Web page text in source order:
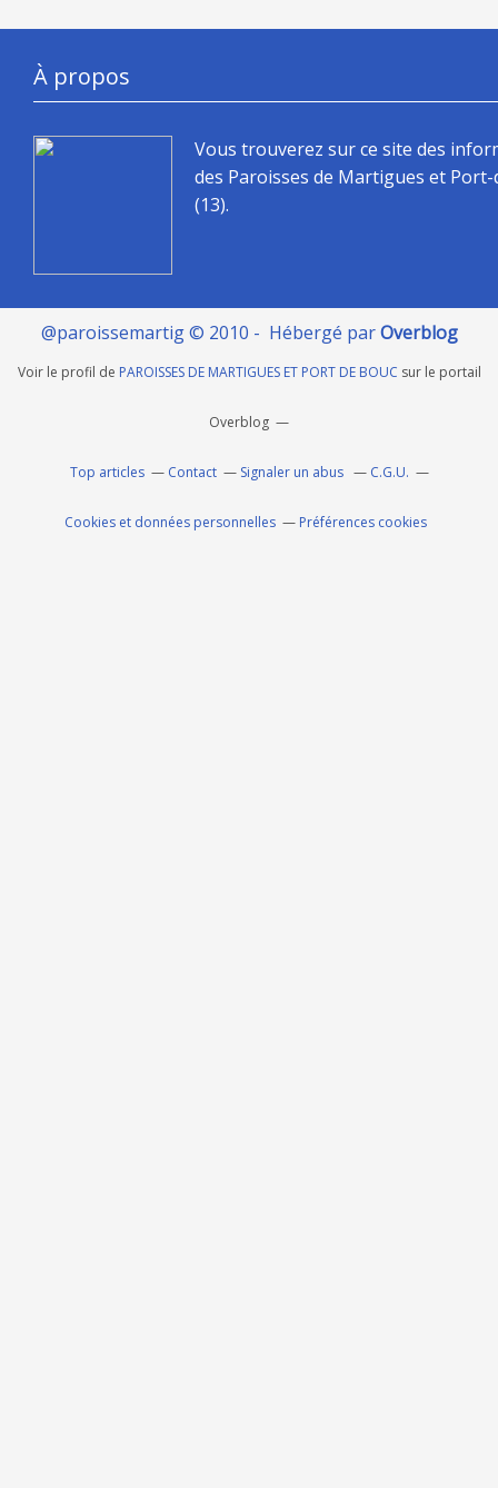
À propos
Vous trouverez sur ce site des
des Paroisses de Martigues et
(13).
@paroissemartig © 2010 - Hébergé parOverblog
Voir le profil de PAROISSES DE MARTIGUES ET PORT DE BOUC sur le portail
Overblog
Top articles Contact Signaler un abus C.G.U.
Cookies et données personnelles Préférences cookies